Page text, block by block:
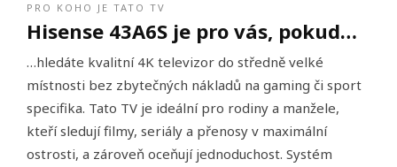
PRO KOHO JE TATO TV
Hisense 43A6S je pro vás, pokud…
…hledáte kvalitní 4K televizor do středně velké
místnosti bez zbytečných nákladů na gaming či sport
specifika. Tato TV je ideální pro rodiny a manžele,
kteří sledují filmy, seriály a přenosy v maximální
ostrosti, a zároveň oceňují jednoduchost. Systém